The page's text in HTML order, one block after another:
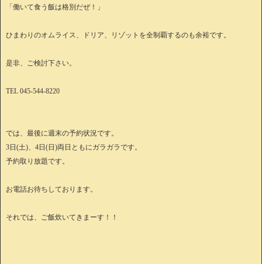
「働いて食う飯は格別だぜ！」
ひまわりのオムライス、ドリア、リゾットを全制覇するのも余裕です。
是非、ご検討下さい。
TEL 045-544-8220
では、最後に週末の予約状況です。
3日(土)、4日(日)両日ともにガラガラです。
予約取り放題です。
お電話お待ちしております。
それでは、ご飯炊いてきまーす！！